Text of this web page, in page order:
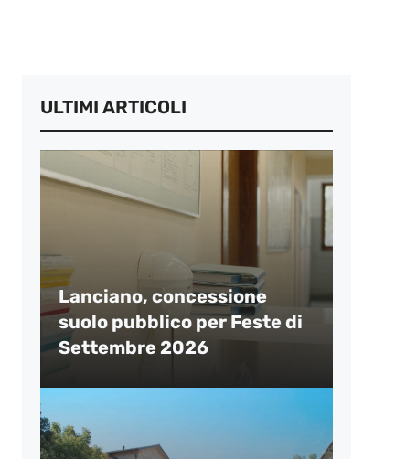
ULTIMI ARTICOLI
Lanciano, concessione
suolo pubblico per Feste di
Settembre 2026